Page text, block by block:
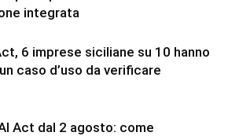
integrata
6 imprese siciliane su 10 hanno
caso d’uso da verificare
Act dal 2 agosto: come